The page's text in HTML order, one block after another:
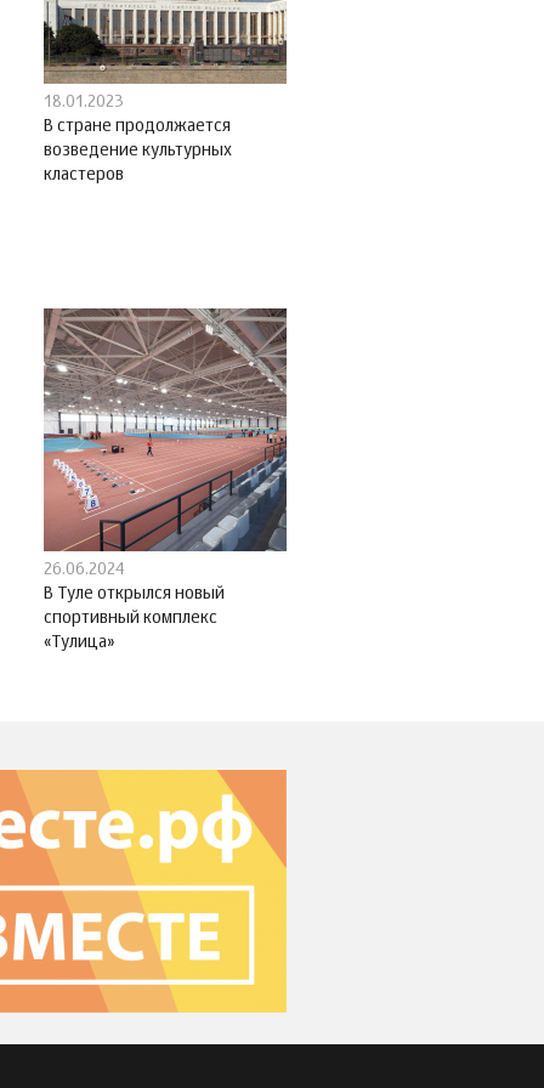
18.01.2023
В стране продолжается
возведение культурных
кластеров
26.06.2024
В Туле открылся новый
спортивный комплекс
«Тулица»